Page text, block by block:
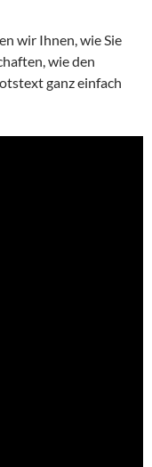
wir Ihnen, wie Sie
wie den
ganz einfach